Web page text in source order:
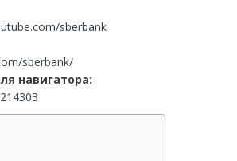
sberbank
sberbank/
навигатора: